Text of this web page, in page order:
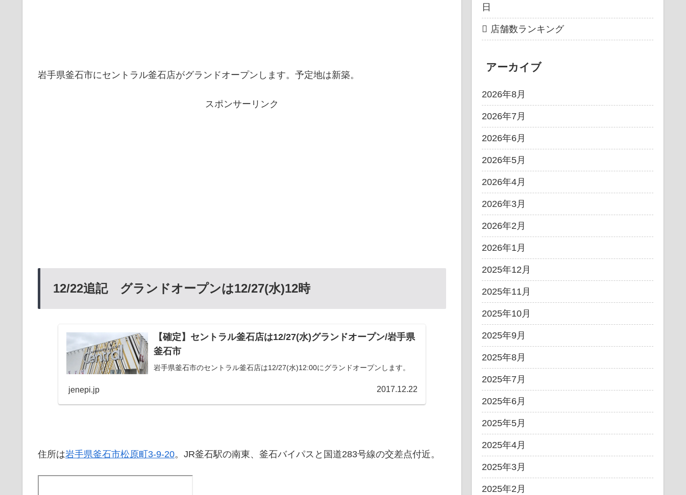
岩手県釜石市にセントラル釜石店がグランドオープンします。予定地は新築。
スポンサーリンク
12/22追記 グランドオープンは12/27(水)12時
【確定】セントラル釜石店は12/27(水)グランドオープン/岩手県
釜石市
岩手県釜石市のセントラル釜石店は12/27(水)12:00にグランドオープンします。
jenepi.jp 2017.12.22
住所は岩手県釜石市松原町3-9-20。JR釜石駅の南東、釜石バイパスと国道283号線の交差点付近。
日
店舗数ランキング
アーカイブ
2026年8月
2026年7月
2026年6月
2026年5月
2026年4月
2026年3月
2026年2月
2026年1月
2025年12月
2025年11月
2025年10月
2025年9月
2025年8月
2025年7月
2025年6月
2025年5月
2025年4月
2025年3月
2025年2月